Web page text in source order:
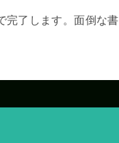
完了します。面倒な書